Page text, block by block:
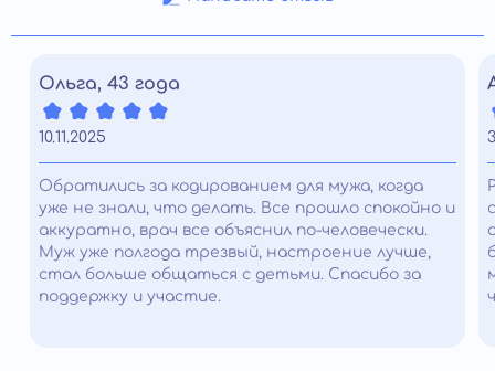
Ольга, 43 года
10.11.2025
Обратились за кодированием для мужа, когда
уже не знали, что делать. Все прошло спокойно и
аккуратно, врач все объяснил по-человечески.
Муж уже полгода трезвый, настроение лучше,
стал больше общаться с детьми. Спасибо за
поддержку и участие.